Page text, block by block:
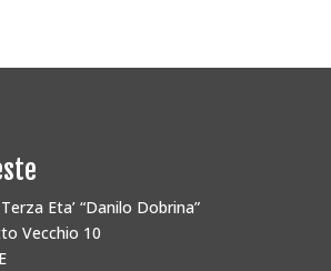
Eta’ “Danilo Dobrina”
Vecchio 10